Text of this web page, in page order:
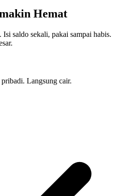
Hemat
saldo sekali, pakai sampai habis.
Langsung cair.